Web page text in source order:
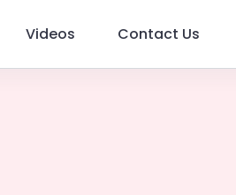
Videos Contact Us